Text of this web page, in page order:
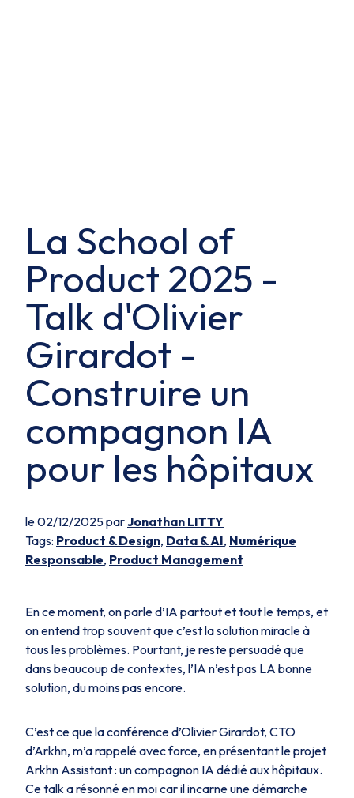
La School of
Product 2025 -
Talk d'Olivier
Girardot -
Construire un
compagnon IA
pour les hôpitaux
le 02/12/2025 parJonathan LITTY
Tags: Product & Design, Data & AI, Numérique
Responsable, Product Management
En ce moment, on parle d’IA partout et tout le temps, et
on entend trop souvent que c’est la solution miracle à
tous les problèmes. Pourtant, je reste persuadé que
dans beaucoup de contextes, l’IA n’est pas LA bonne
solution, du moins pas encore.
C’est ce que la conférence d’Olivier Girardot, CTO
d’Arkhn, m’a rappelé avec force, en présentant le projet
Arkhn Assistant : un compagnon IA dédié aux hôpitaux.
Ce talk a résonné en moi car il incarne une démarche